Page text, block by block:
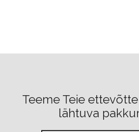
Teeme Teie
lähtuva